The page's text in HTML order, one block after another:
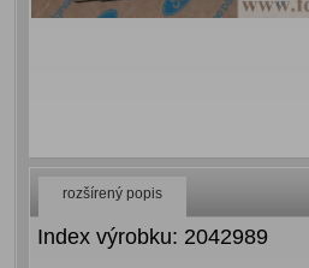
rozšírený popis
Index výrobku: 2042989